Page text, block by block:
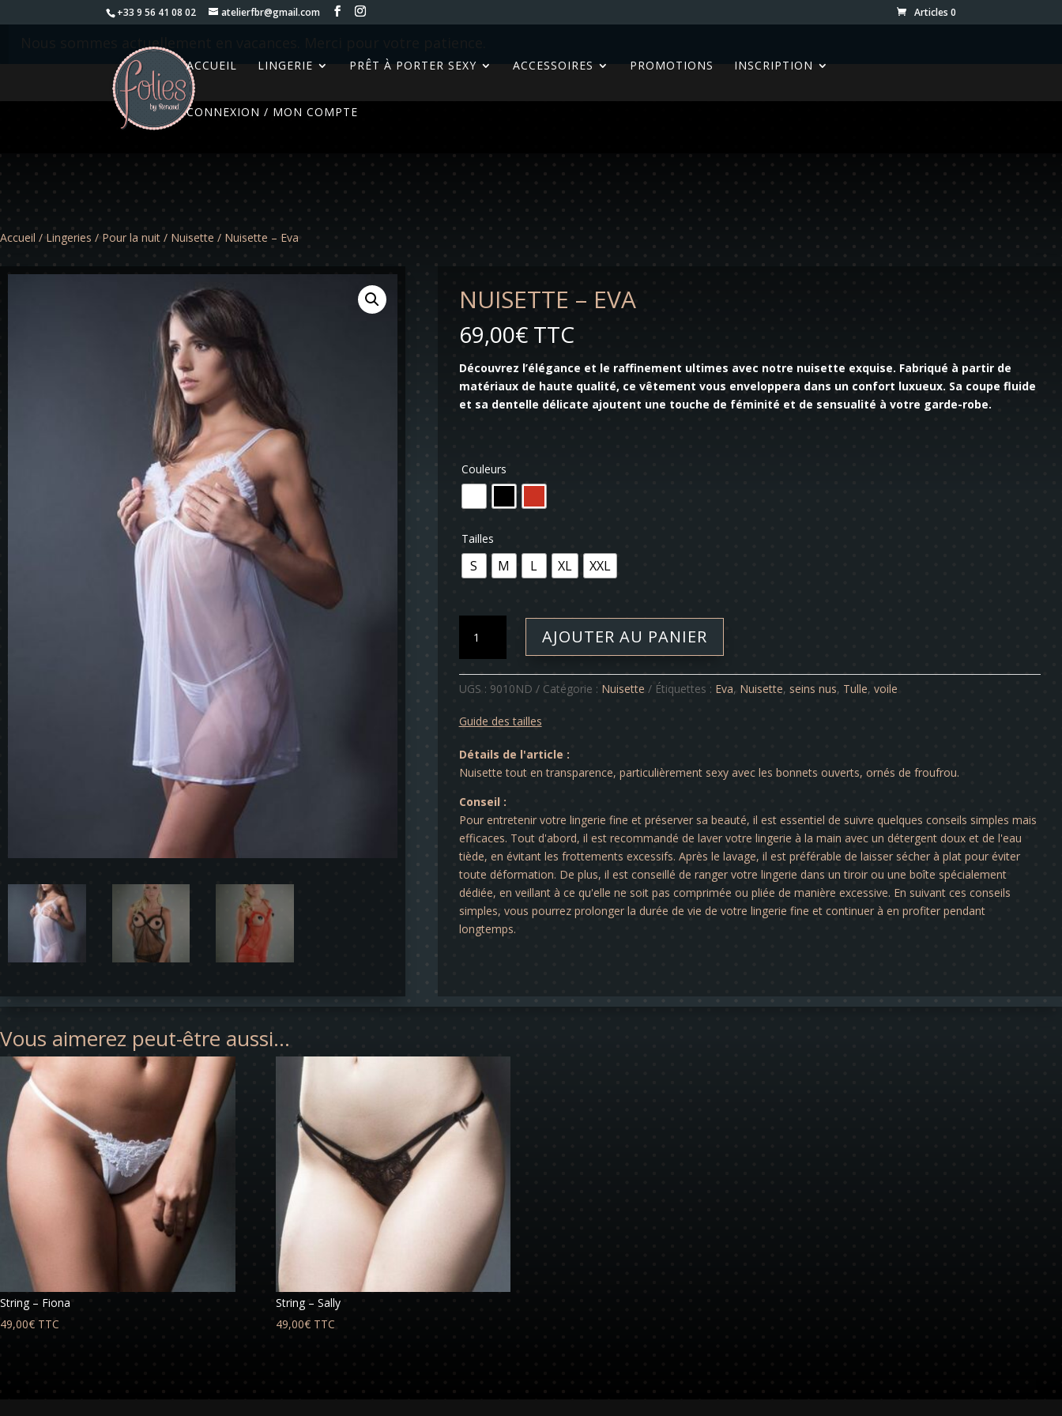
+33 9 56 41 08 02 atelierfbr@gmail.com Articles 0
ACCUEIL LINGERIE PRÊT À PORTER SEXY ACCESSOIRES PROMOTIONS INSCRIPTION
CONNEXION / MON COMPTE
Nous sommes actuellement en vacances. Merci pour votre patience.
Accueil / Lingeries / Pour la nuit / Nuisette / Nuisette – Eva
NUISETTE – EVA
69,00€ TTC
Découvrez l’élégance et le raffinement ultimes avec notre nuisette exquise. Fabriqué à partir de
matériaux de haute qualité, ce vêtement vous enveloppera dans un confort luxueux. Sa coupe fluide
et sa dentelle délicate ajoutent une touche de féminité et de sensualité à votre garde-robe.
Couleurs
Tailles
S M L XL XXL
Nuisette
-
Eva
AJOUTER AU PANIER
UGS : 9010ND Catégorie : Nuisette Étiquettes : Eva, Nuisette, seins nus, Tulle, voile
Guide des tailles
Détails de l'article :
Nuisette tout en transparence, particulièrement sexy avec les bonnets ouverts, ornés de froufrou.
Conseil :
Pour entretenir votre lingerie fine et préserver sa beauté, il est essentiel de suivre quelques conseils simples mais
efficaces. Tout d'abord, il est recommandé de laver votre lingerie à la main avec un détergent doux et de l'eau
tiède, en évitant les frottements excessifs. Après le lavage, il est préférable de laisser sécher à plat pour éviter
toute déformation. De plus, il est conseillé de ranger votre lingerie dans un tiroir ou une boîte spécialement
dédiée, en veillant à ce qu'elle ne soit pas comprimée ou pliée de manière excessive. En suivant ces conseils
simples, vous pourrez prolonger la durée de vie de votre lingerie fine et continuer à en profiter pendant
longtemps.
Vous aimerez peut-être aussi…
String – Fiona
49,00€ TTC
String – Sally
49,00€ TTC